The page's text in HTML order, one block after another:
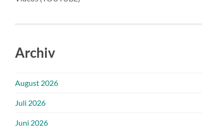
Archiv
August 2026
Juli 2026
Juni 2026